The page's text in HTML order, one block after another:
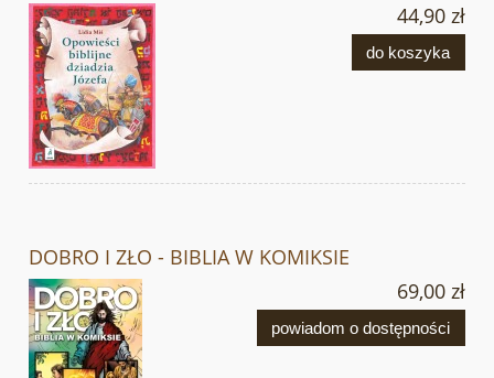
44,90 zł
do koszyka
DOBRO I ZŁO - BIBLIA W KOMIKSIE
69,00 zł
powiadom o dostępności